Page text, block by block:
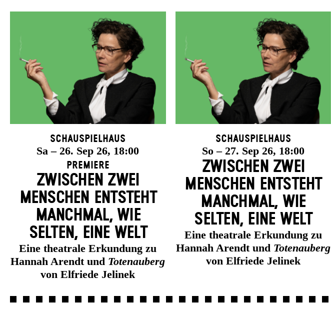
Schauspielhaus
Sa – 26. Sep 26, 18:00
Premiere
ZWISCHEN ZWEI
MENSCHEN ENT­STEHT
MANCH­MAL, WIE
SELTEN, EINE WELT
Eine theatrale Erkundung zu
Hannah Arendt und Totenauberg
von Elfriede Jelinek
Schauspielhaus
So – 27. Sep 26, 18:00
ZWISCHEN ZWEI
MENSCHEN ENT­STEHT
MANCH­MAL, WIE
SELTEN, EINE WELT
Eine theatrale Erkundung zu
Hannah Arendt und Totenauberg
von Elfriede Jelinek